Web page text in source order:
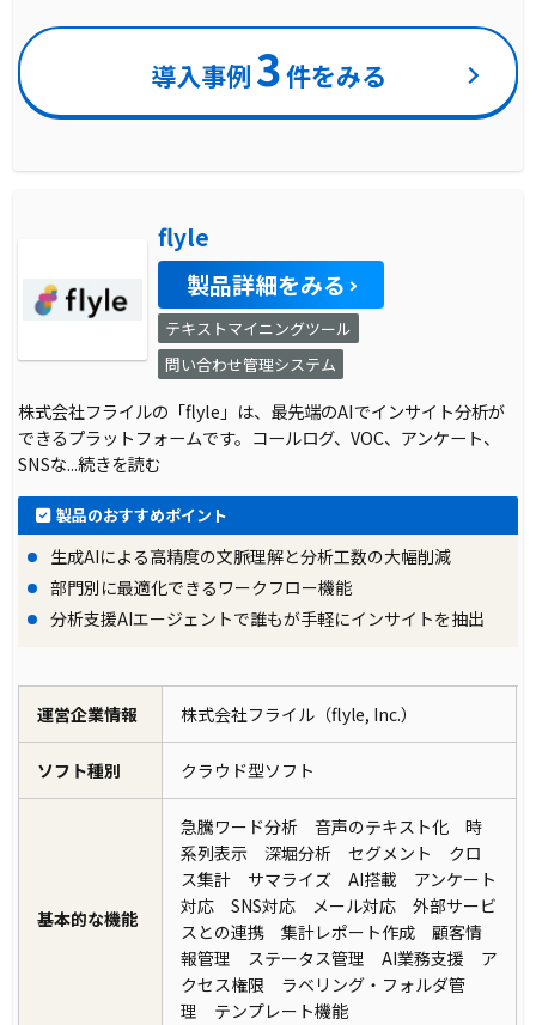
導入事例 3件をみる
flyle
製品詳細をみる
テキストマイニングツール
問い合わせ管理システム
株式会社フライルの「flyle」は、最先端のAIでインサイト分析が
できるプラットフォームです。コールログ、VOC、アンケート、
SNSな...続きを読む
製品のおすすめポイント
生成AIによる高精度の文脈理解と分析工数の大幅削減
部門別に最適化できるワークフロー機能
分析支援AIエージェントで誰もが手軽にインサイトを抽出
運営企業情報 株式会社フライル（flyle, Inc.）
ソフト種別 クラウド型ソフト
基本的な機能
急騰ワード分析 音声のテキスト化 時
系列表示 深堀分析 セグメント クロ
ス集計 サマライズ AI搭載 アンケート
対応 SNS対応 メール対応 外部サービ
スとの連携 集計レポート作成 顧客情
報管理 ステータス管理 AI業務支援 ア
クセス権限 ラベリング・フォルダ管
理 テンプレート機能